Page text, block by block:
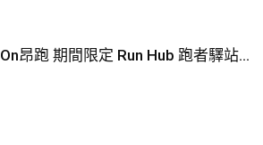
昂跑 期間限定 Run Hub 跑者驛站...